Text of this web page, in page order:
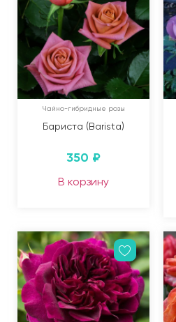
Чайно-гибридные розы
Бариста (Barista)
350 ₽
В корзину